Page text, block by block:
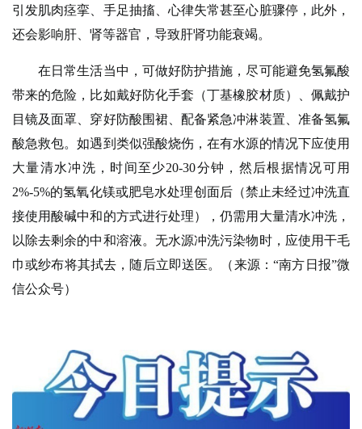
引发肌肉痉挛、手足抽搐、心律失常甚至心脏骤停，此外，
还会影响肝、肾等器官，导致肝肾功能衰竭。
在日常生活当中，可做好防护措施，尽可能避免氢氟酸
带来的危险，比如戴好防化手套（丁基橡胶材质）、佩戴护
目镜及面罩、穿好防酸围裙、配备紧急冲淋装置、准备氢氟
酸急救包。如遇到类似强酸烧伤，在有水源的情况下应使用
大量清水冲洗，时间至少20-30分钟，然后根据情况可用
2%-5%的氢氧化镁或肥皂水处理创面后（禁止未经过冲洗直
接使用酸碱中和的方式进行处理），仍需用大量清水冲洗，
以除去剩余的中和溶液。无水源冲洗污染物时，应使用干毛
巾或纱布将其拭去，随后立即送医。（来源：“南方日报”微
信公众号）